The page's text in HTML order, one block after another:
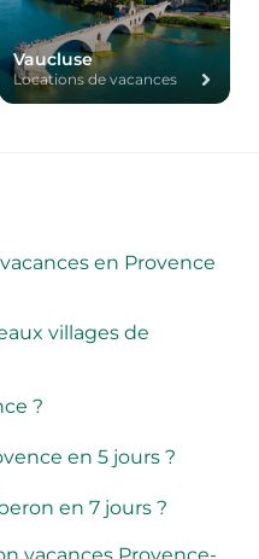
Vaucluse
Locations de vacances
en Provence
villages de
?
en 5 jours ?
en 7 jours ?
vacances Provence-